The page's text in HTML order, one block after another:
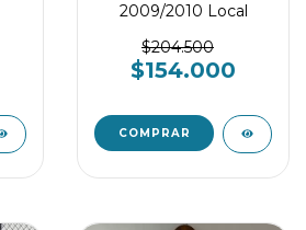
2009/2010 Local
$204.500
$154.000
COMPRAR